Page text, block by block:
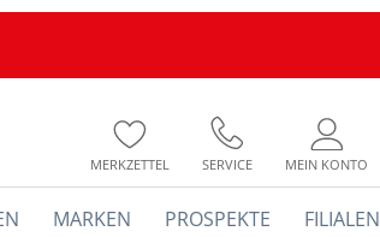
MERKZETTEL SERVICE MEIN KONTO
MARKEN PROSPEKTE FILIALEN